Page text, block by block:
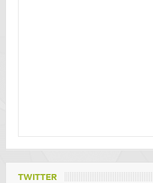
TWITTER